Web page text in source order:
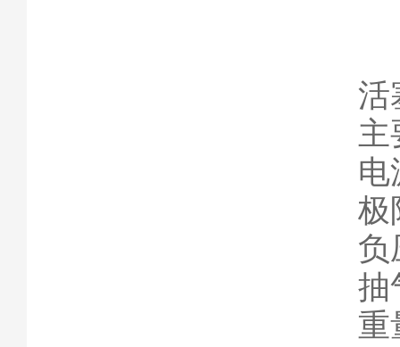
活
主
电
极
负
抽
重